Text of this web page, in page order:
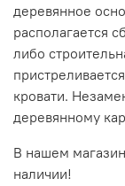
деревянное
располагается
либо
кровати.
деревянному
В нашем
наличии!